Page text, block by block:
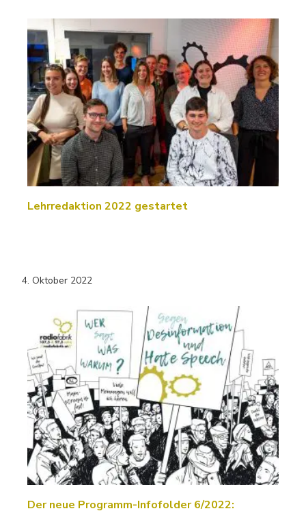
Lehrredaktion 2022 gestartet
4. Oktober 2022
Der neue Programm-Infofolder 6/2022: